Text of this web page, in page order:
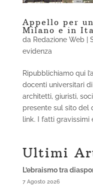
Appello per
Milano e in
da Redazione Web|
evidenza
Ripubblichiamo qui
docenti universitari
architetti, giuristi,
presente sul sito del
link. I fatti gravissimi
Ultimi
L’ebraismo tra
7 Agosto 2026